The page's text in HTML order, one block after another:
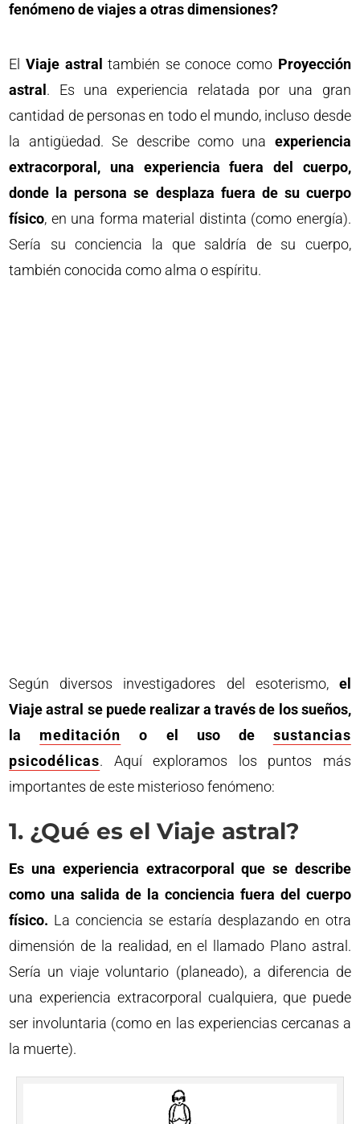
fenómeno de viajes a otras dimensiones?
El Viaje astral también se conoce como Proyección
astral . Es una experiencia relatada por una gran
cantidad de personas en todo el mundo, incluso desde
la antigüedad. Se describe como una experiencia
extracorporal, una experiencia fuera del cuerpo,
donde la persona se desplaza fuera de su cuerpo
físico, en una forma material distinta (como energía).
Sería su conciencia la que saldría de su cuerpo,
también conocida como alma o espíritu.
Según diversos investigadores del esoterismo, el
Viaje astral se puede realizar a través de los sueños,
la meditación o el uso de sustancias
psicodélicas. Aquí exploramos los puntos más
importantes de este misterioso fenómeno:
1. ¿Qué es el Viaje astral?
Es una experiencia extracorporal que se describe
como una salida de la conciencia fuera del cuerpo
físico. La conciencia se estaría desplazando en otra
dimensión de la realidad, en el llamado Plano astral.
Sería un viaje voluntario (planeado), a diferencia de
una experiencia extracorporal cualquiera, que puede
ser involuntaria (como en las experiencias cercanas a
la muerte).